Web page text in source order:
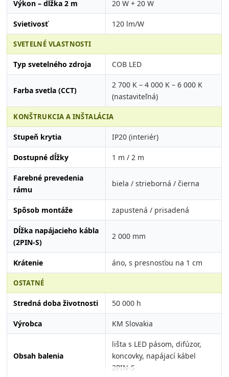
Výkon – dĺžka 2 m 20 W + 20 W
Svietivosť 120 lm/W
SVETELNÉ VLASTNOSTI
Typ svetelného zdroja COB LED
Farba svetla (CCT)
2 700 K – 4 000 K – 6 000 K
(nastaviteľná)
KONŠTRUKCIA A INŠTALÁCIA
Stupeň krytia IP20 (interiér)
Dostupné dĺžky 1 m / 2 m
Farebné prevedenia
rámu
biela / strieborná / čierna
Spôsob montáže zapustená / prisadená
Dĺžka napájacieho kábla
(2PIN-S)
2 000 mm
Krátenie áno, s presnosťou na 1 cm
OSTATNÉ
Stredná doba životnosti 50 000 h
Výrobca KM Slovakia
Obsah balenia
lišta s LED pásom, difúzor,
koncovky, napájací kábel
2PIN-S